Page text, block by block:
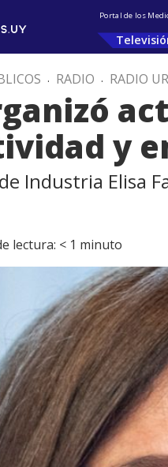
Portal de los
. RADIO . RADIO
y
Industria Elisa
lectura: < 1 minuto